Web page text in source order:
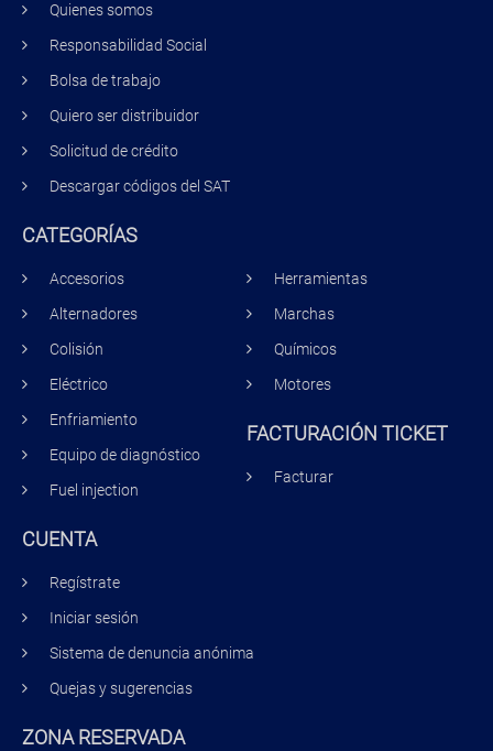
Quienes somos
Responsabilidad Social
Bolsa de trabajo
Quiero ser distribuidor
Solicitud de crédito
Descargar códigos del SAT
CATEGORÍAS
Accesorios
Alternadores
Colisión
Eléctrico
Enfriamiento
Equipo de diagnóstico
Fuel injection
Herramientas
Marchas
Químicos
Motores
FACTURACIÓN TICKET
Facturar
CUENTA
Regístrate
Iniciar sesión
Sistema de denuncia anónima
Quejas y sugerencias
ZONA RESERVADA